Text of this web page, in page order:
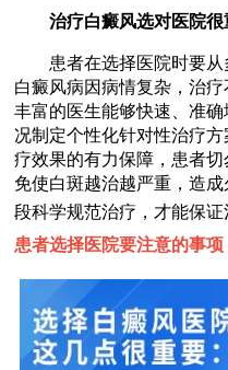
治疗白癜风选对医院很
患者在选择医院时要从
白癜风病因病情复杂，治
丰富的医生能够快速、准
况制定个性化针对性治疗
疗效果的有力保障，患者
免使白斑越治越严重，造
段科学规范治疗，才能保
患者选择医院要注意的事